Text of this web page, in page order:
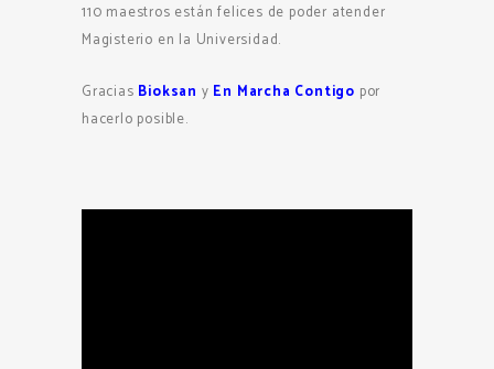
110 maestros están felices de poder atender
Magisterio en la Universidad.
Gracias Bioksan y En Marcha Contigo por
hacerlo posible.